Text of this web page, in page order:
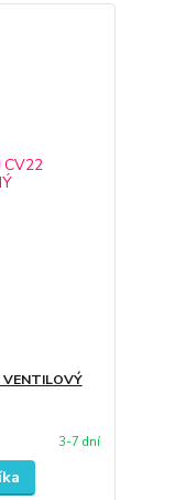
VENTILOVÝ
3-7 dní